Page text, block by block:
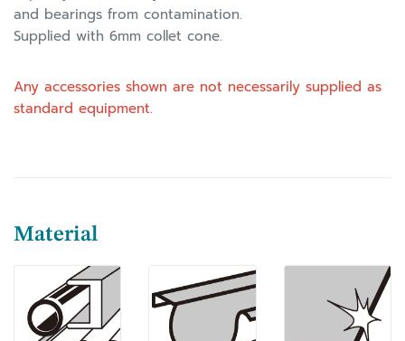
and bearings from contamination.
Supplied with 6mm collet cone.
Any accessories shown are not necessarily supplied as
standard equipment.
Material